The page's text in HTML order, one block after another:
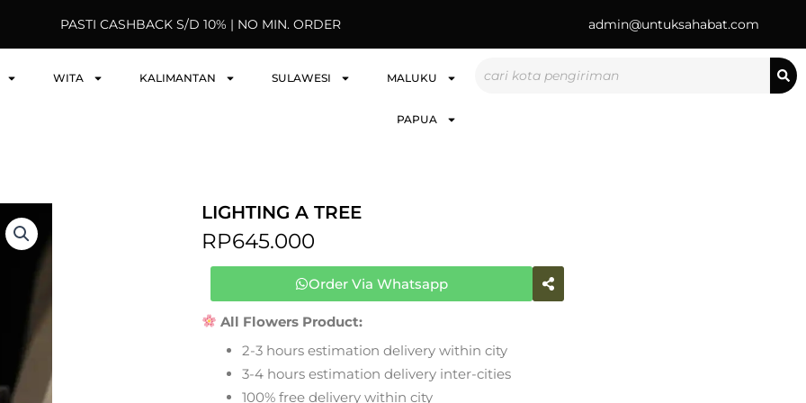
PASTI CASHBACK S/D 10% | NO MIN. ORDER admin@untuksahabat.com
WITA KALIMANTAN SULAWESI MALUKU
PAPUA
LIGHTING A TREE
RP645.000
Order Via Whatsapp
All Flowers Product:
2-3 hours estimation delivery within city
3-4 hours estimation delivery inter-cities
100% free delivery within city